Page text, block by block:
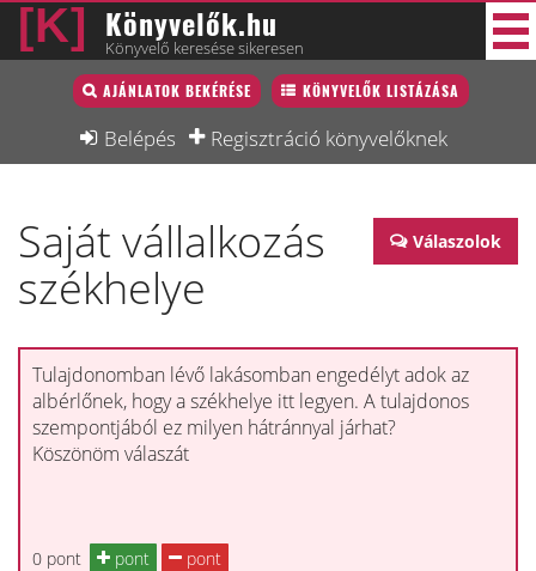
Könyvelők.hu
Könyvelő keresése sikeresen
AJÁNLATOK BEKÉRÉSE KÖNYVELŐK LISTÁZÁSA
Belépés Regisztráció könyvelőknek
Könyvelő lista
Könyvelési munkák
Interjú
Blog
Képzésnaptár
Válaszolok
Saját vállalkozás
székhelye
Tulajdonomban lévő lakásomban engedélyt adok az
albérlőnek, hogy a székhelye itt legyen. A tulajdonos
szempontjából ez milyen hátránnyal járhat?
Köszönöm válaszát
0 pont pont pont